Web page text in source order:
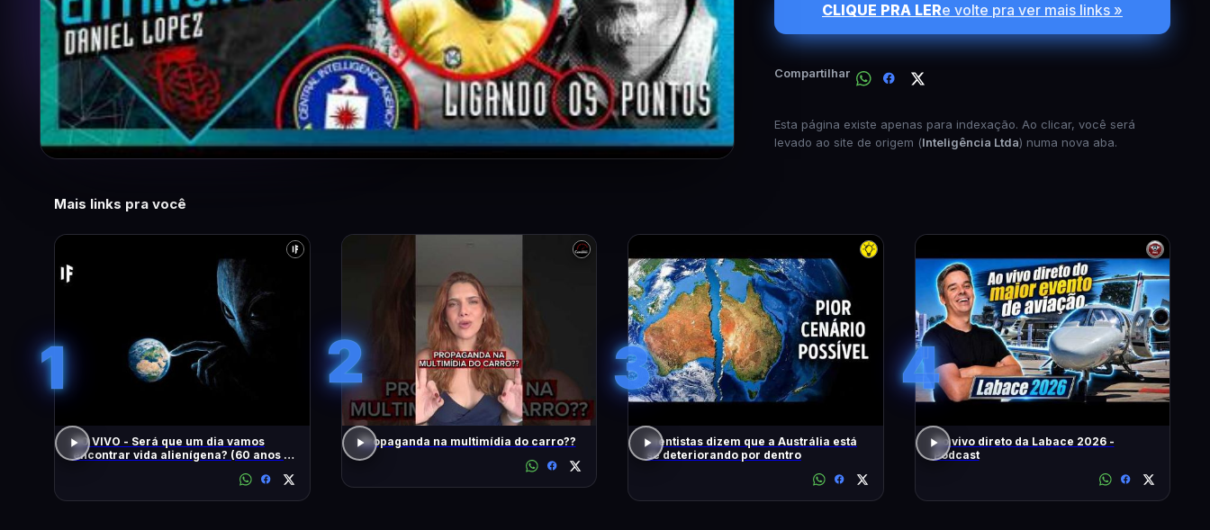
CLIQUE PRA LERe volte pra ver mais links »
Compartilhar
Esta página existe apenas para indexação. Ao clicar, você será
levado ao site de origem (Inteligência Ltda) numa nova aba.
Mais links pra você
1
AO VIVO - Será que um dia vamos
encontrar vida alienígena? (60 anos de
2
Propaganda na multimídia do carro??
3
Cientistas dizem que a Austrália está
se deteriorando por dentro
4
Ao vivo direto da Labace 2026 -
Podcast